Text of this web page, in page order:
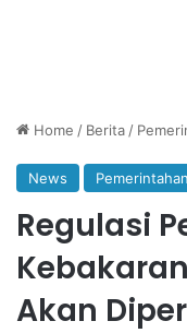
Home / Berita /
News Pemerintahan
Regulasi
Akan